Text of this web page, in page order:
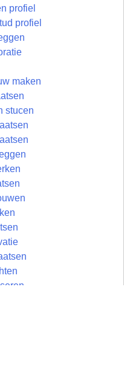
profiel
profiel
maken
stucen